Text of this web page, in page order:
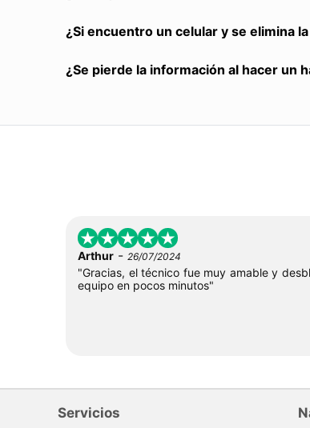
¿Si encuentro un celular y se elimina
¿Se pierde la información al hacer un
Arthur - 26/07/2024
"Gracias, el técnico fue muy amable y
equipo en pocos minutos"
Servicios